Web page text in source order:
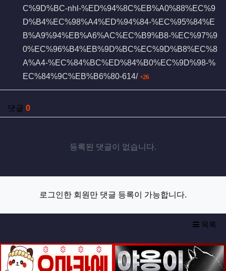
C%9D%BC-nhl-%ED%94%8C%EB%A0%88%EC%9
D%B4%EC%98%A4%ED%94%84-%EC%95%84%E
B%A9%94%EB%A6%AC%EC%B9%B8-%EC%97%9
0%EC%96%B4%EB%9D%BC%EC%9D%B8%EC%8
A%A4-%EC%84%BC%ED%84%B0%EC%9D%98-%
EC%84%9C%EB%B6%80-614/
26회 연결
댓글 0
등록된 댓글이 없습니다.
로그인한 회원만 댓글 등록이 가능합니다.
목록